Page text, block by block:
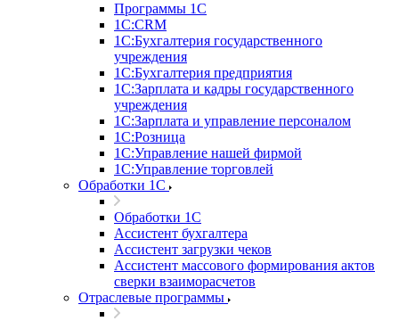
Программы 1С
1С:CRM
1С:Бухгалтерия государственного
учреждения
1С:Бухгалтерия предприятия
1С:Зарплата и кадры государственного
учреждения
1С:Зарплата и управление персоналом
1С:Розница
1С:Управление нашей фирмой
1С:Управление торговлей
Обработки 1С
Обработки 1С
Ассистент бухгалтера
Ассистент загрузки чеков
Ассистент массового формирования актов
сверки взаиморасчетов
Отраслевые программы